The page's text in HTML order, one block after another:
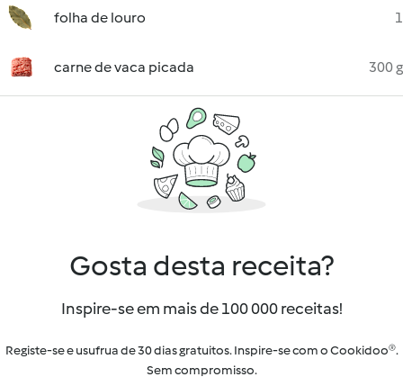
folha de louro 1
carne de vaca picada 300 g
Gosta desta receita?
Inspire-se em mais de 100 000 receitas!
Registe-se e usufrua de 30 dias gratuitos. Inspire-se com o Cookidoo®.
Sem compromisso.